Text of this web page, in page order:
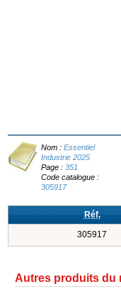
Nom :Essentiel
Industrie 2025
Page :351
Code catalogue :
305917
Réf.
305917
Autres produits du